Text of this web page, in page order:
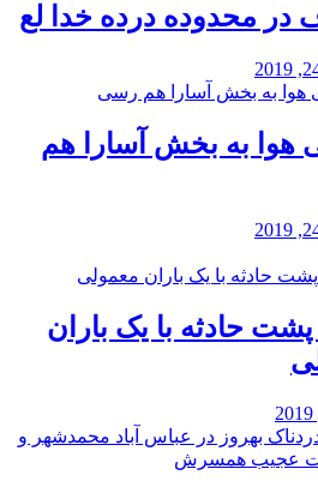
در محدوده درده خدا لع
هوا به بخش آسارا هم
پشت حادثه با یک باران